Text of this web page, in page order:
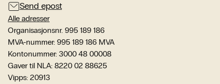
Send epost
Alle adresser
Organisasjonsnr. 995 189 186
MVA-nummer: 995 189 186 MVA
Kontonummer: 3000 48 00008
Gaver til NLA: 8220 02 88625
Vipps: 20913